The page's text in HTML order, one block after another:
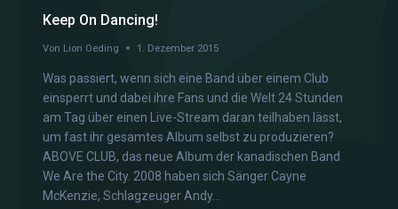
Keep On Dancing!
Von Lion Oeding 1. Dezember 2015
Was passiert, wenn sich eine Band über einem Club
einsperrt und dabei ihre Fans und die Welt 24 Stunden
am Tag über einen Live-Stream daran teilhaben lässt,
um fast ihr gesamtes Album selbst zu produzieren?
ABOVE CLUB, das neue Album der kanadischen Band
We Are the City. 2008 haben sich Sänger Cayne
McKenzie, Schlagzeuger Andy…